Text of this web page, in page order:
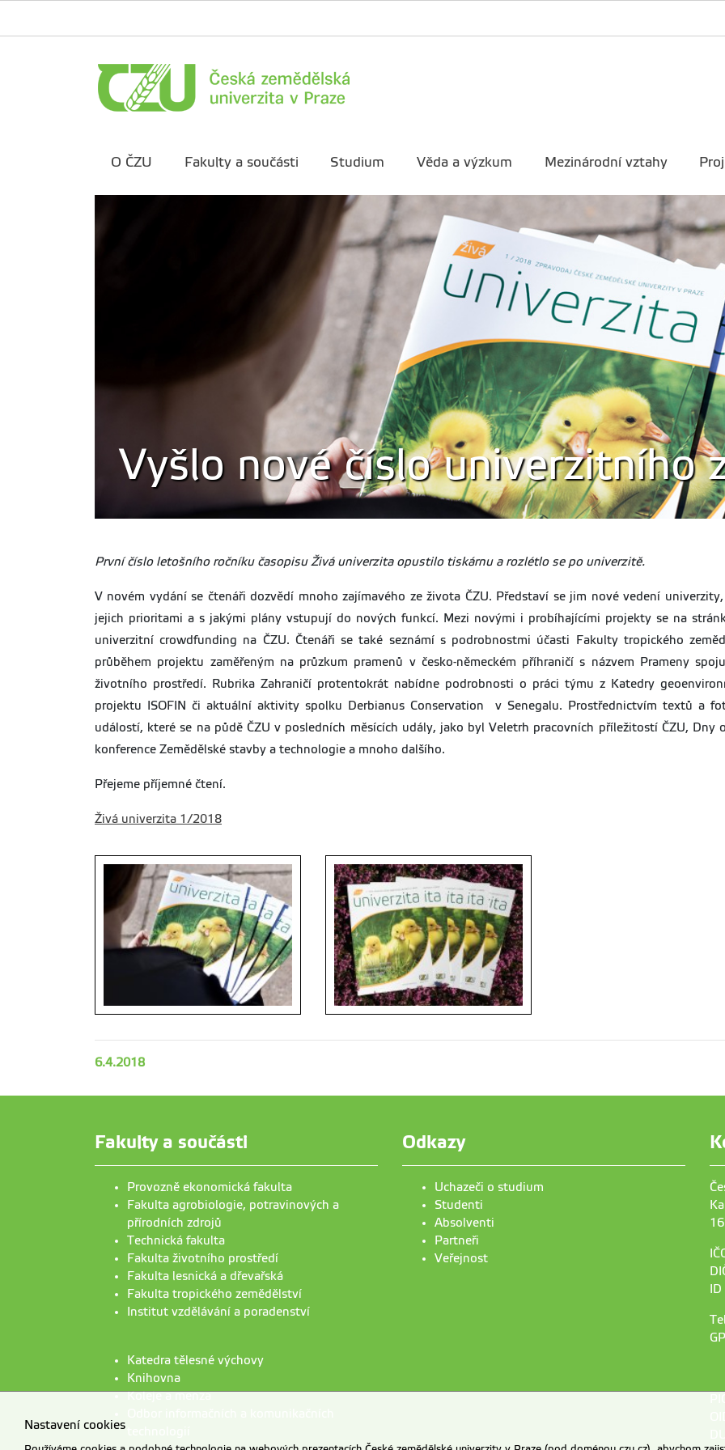
O ČZU Fakulty a součásti Studium Věda a výzkum Mezinárodní vztahy
Vyšlo nové číslo univerzitního
První číslo letošního ročníku časopisu Živá univerzita opustilo tiskárnu a rozlétlo se po univerzitě.
V novém vydání se čtenáři dozvědí mnoho zajímavého ze života ČZU. Představí se jim nové vedení
jejich prioritami a s jakými plány vstupují do nových funkcí. Mezi novými i probíhajícími projekty se na
univerzitní crowdfunding na ČZU. Čtenáři se také seznámí s podrobnostmi účasti Fakulty tropického
průběhem projektu zaměřeným na průzkum pramenů v česko-německém příhraničí s názvem Prameny
životního prostředí. Rubrika Zahraničí protentokrát nabídne podrobnosti o práci týmu z Katedry
projektu ISOFIN či aktuální aktivity spolku Derbianus Conservation v Senegalu. Prostřednictvím textů a
událostí, které se na půdě ČZU v posledních měsících udály, jako byl Veletrh pracovních příležitostí ČZU, Dny
konference Zemědělské stavby a technologie a mnoho dalšího.
Přejeme příjemné čtení.
Živá univerzita 1/2018
6.4.2018
Fakulty a součásti
Provozně ekonomická fakulta
Fakulta agrobiologie, potravinových a
přírodních zdrojů
Technická fakulta
Fakulta životního prostředí
Fakulta lesnická a dřevařská
Fakulta tropického zemědělství
Institut vzdělávání a poradenství
Katedra tělesné výchovy
Knihovna
Koleje a menza
Odkazy
Uchazeči o studium
Studenti
Absolventi
Partneři
Veřejnost
Nastavení cookies